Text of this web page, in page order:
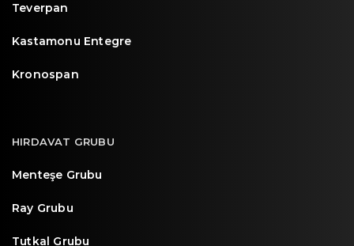
Teverpan
Kastamonu Entegre
Kronospan
HIRDAVAT GRUBU
Menteşe Grubu
Ray Grubu
Tutkal Grubu